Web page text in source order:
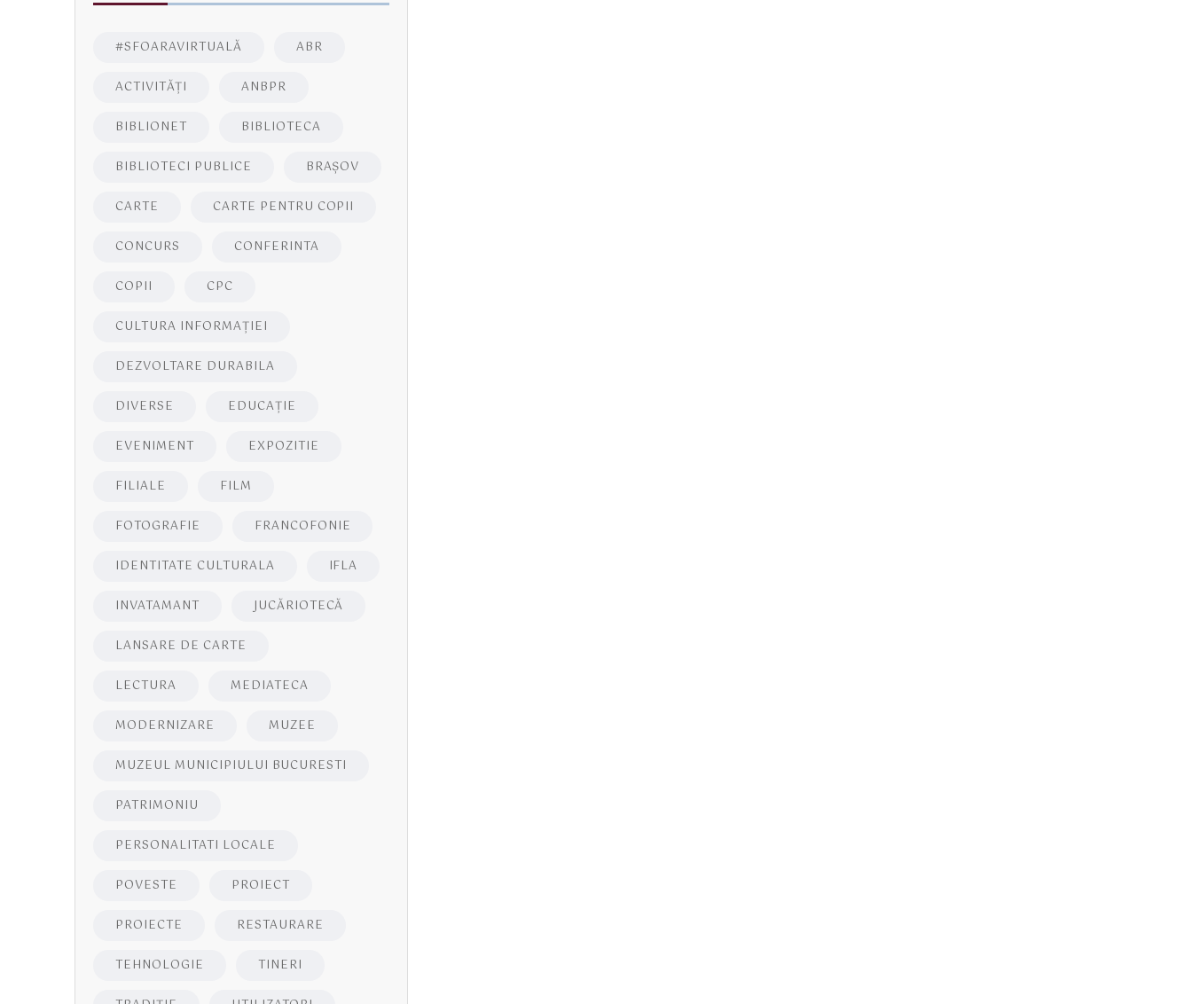
#SFOARAVIRTUALĂ ABR
ACTIVITĂŢI ANBPR
BIBLIONET BIBLIOTECA
BIBLIOTECI PUBLICE BRAŞOV
CARTE CARTE PENTRU COPII
CONCURS CONFERINTA
COPII CPC
CULTURA INFORMAŢIEI
DEZVOLTARE DURABILA
DIVERSE EDUCAŢIE
EVENIMENT EXPOZITIE
FILIALE FILM
FOTOGRAFIE FRANCOFONIE
IDENTITATE CULTURALA IFLA
INVATAMANT JUCĂRIOTECĂ
LANSARE DE CARTE
LECTURA MEDIATECA
MODERNIZARE MUZEE
MUZEUL MUNICIPIULUI BUCURESTI
PATRIMONIU
PERSONALITATI LOCALE
POVESTE PROIECT
PROIECTE RESTAURARE
TEHNOLOGIE TINERI